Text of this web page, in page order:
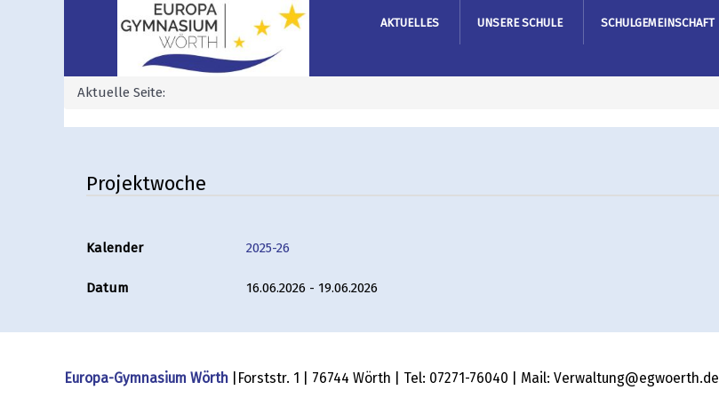
AKTUELLES UNSERE SCHULE SCHULGEMEINSCHAFT
Aktuelle Seite:
Projektwoche
Kalender 2025-26
Datum 16.06.2026 - 19.06.2026
Europa-Gymnasium Wörth |Forststr. 1 | 76744 Wörth | Tel: 07271-76040 | Mail: Verwaltung@egwoerth.de